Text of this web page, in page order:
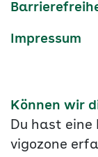
Impressum
Können wir
Du hast eine
vigozone